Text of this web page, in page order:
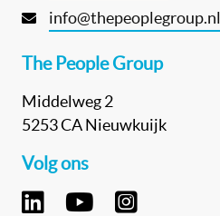
info@thepeoplegroup.nl
The People Group
Middelweg 2
5253 CA Nieuwkuijk
Volg ons